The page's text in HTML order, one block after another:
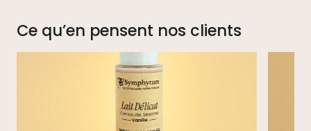
Ce qu’en pensent nos clients